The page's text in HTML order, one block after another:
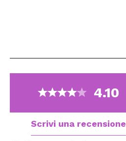
4.10
Scrivi una recensione